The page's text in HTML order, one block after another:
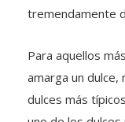
tremendamente
Para aquellos
amarga un
dulces más